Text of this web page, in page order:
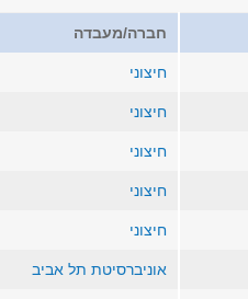
חברה/מעבדה
חיצוני
חיצוני
חיצוני
חיצוני
חיצוני
אוניברסיטת תל אביב